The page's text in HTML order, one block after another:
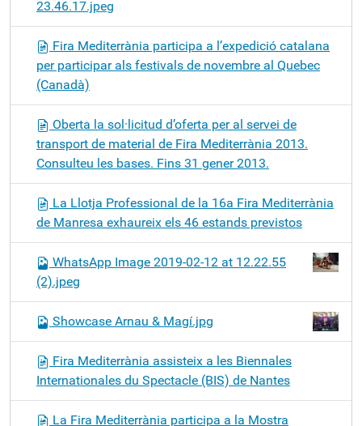
23.46.17.jpeg
Fira Mediterrània participa a l’expedició catalana
per participar als festivals de novembre al Quebec
(Canadà)
Oberta la sol·licitud d’oferta per al servei de
transport de material de Fira Mediterrània 2013.
Consulteu les bases. Fins 31 gener 2013.
La Llotja Professional de la 16a Fira Mediterrània
de Manresa exhaureix els 46 estands previstos
WhatsApp Image 2019-02-12 at 12.22.55
(2).jpeg
Showcase Arnau & Magí.jpg
Fira Mediterrània assisteix a les Biennales
Internationales du Spectacle (BIS) de Nantes
La Fira Mediterrània participa a la Mostra